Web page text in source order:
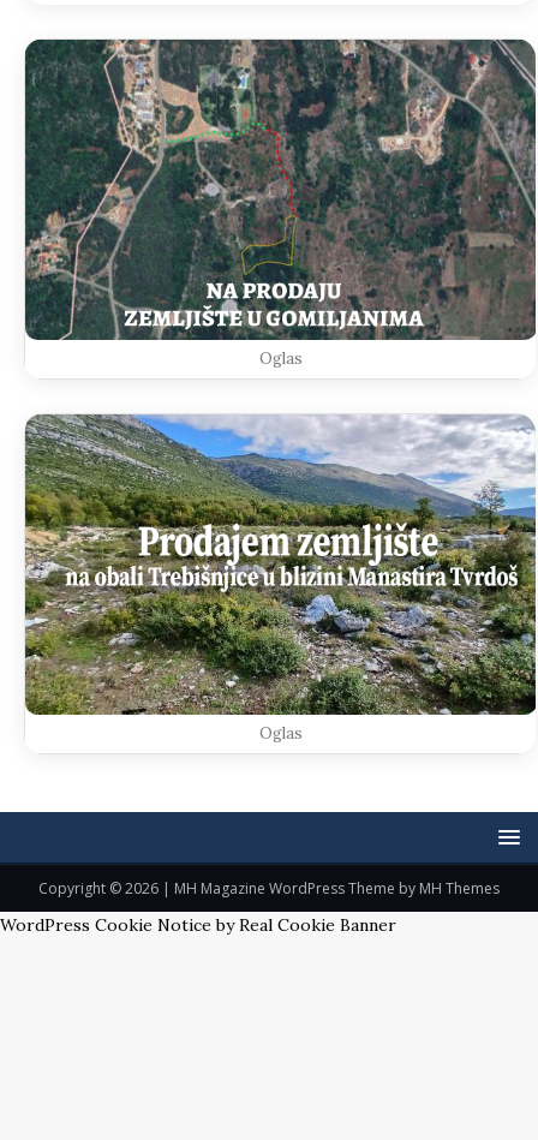
Oglas
Oglas
Copyright © 2026 | MH Magazine WordPress Theme by MH Themes
WordPress Cookie Notice by Real Cookie Banner